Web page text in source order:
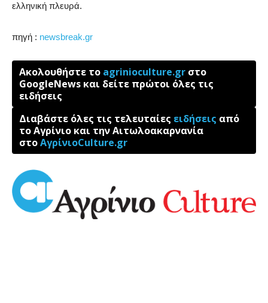
ελληνική πλευρά.
πηγή : newsbreak.gr
Ακολουθήστε το agrinioculture.gr στο
GoogleNews και δείτε πρώτοι όλες τις
ειδήσεις
Διαβάστε όλες τις τελευταίες ειδήσεις από
το Αγρίνιο και την Αιτωλοακαρνανία
στοΑγρίνιοCulture.gr